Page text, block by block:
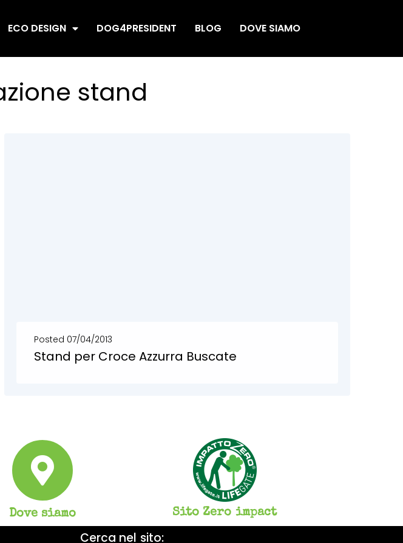
ECO DESIGN DOG4PRESIDENT BLOG DOVE SIAMO
stand
Posted 07/04/2013
Stand per Croce Azzurra Buscate
Dove siamo Sito Zero impact
Cerca nel sito: